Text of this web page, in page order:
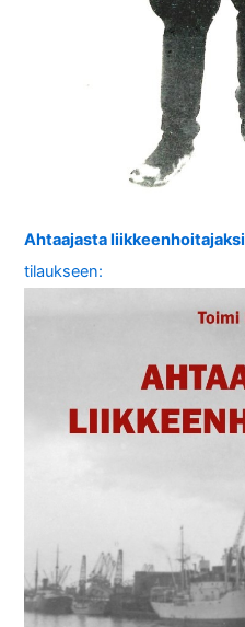
Ahtaajasta liikkeenhoitajaksi
tilaukseen: